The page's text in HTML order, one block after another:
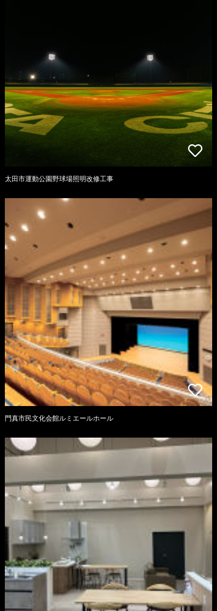
太田市運動公園野球場照明改修工事
門真市民文化会館ルミエールホール